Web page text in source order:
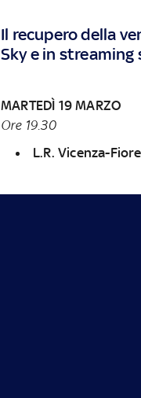
Il recupero della
Sky e in streaming
MARTEDÌ 19 MARZO
Ore 19.30
L.R. Vicenza-